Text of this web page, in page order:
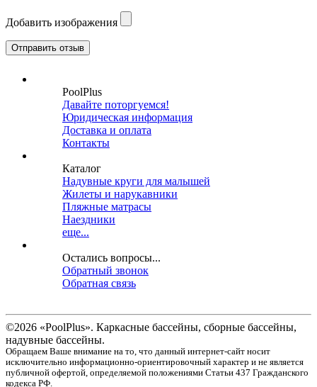
Добавить изображения
PoolPlus
Давайте поторгуемся!
Юридическая информация
Доставка и оплата
Контакты
Каталог
Надувные круги для малышей
Жилеты и нарукавники
Пляжные матрасы
Наездники
еще...
Остались вопросы...
Обратный звонок
Обратная связь
©2026 «PoolPlus». Каркасные бассейны, сборные бассейны,
надувные бассейны.
Обращаем Ваше внимание на то, что данный интернет-сайт носит
исключительно информационно-ориентировочный характер и не является
публичной офертой, определяемой положениями Статьи 437 Гражданского
кодекса РФ.